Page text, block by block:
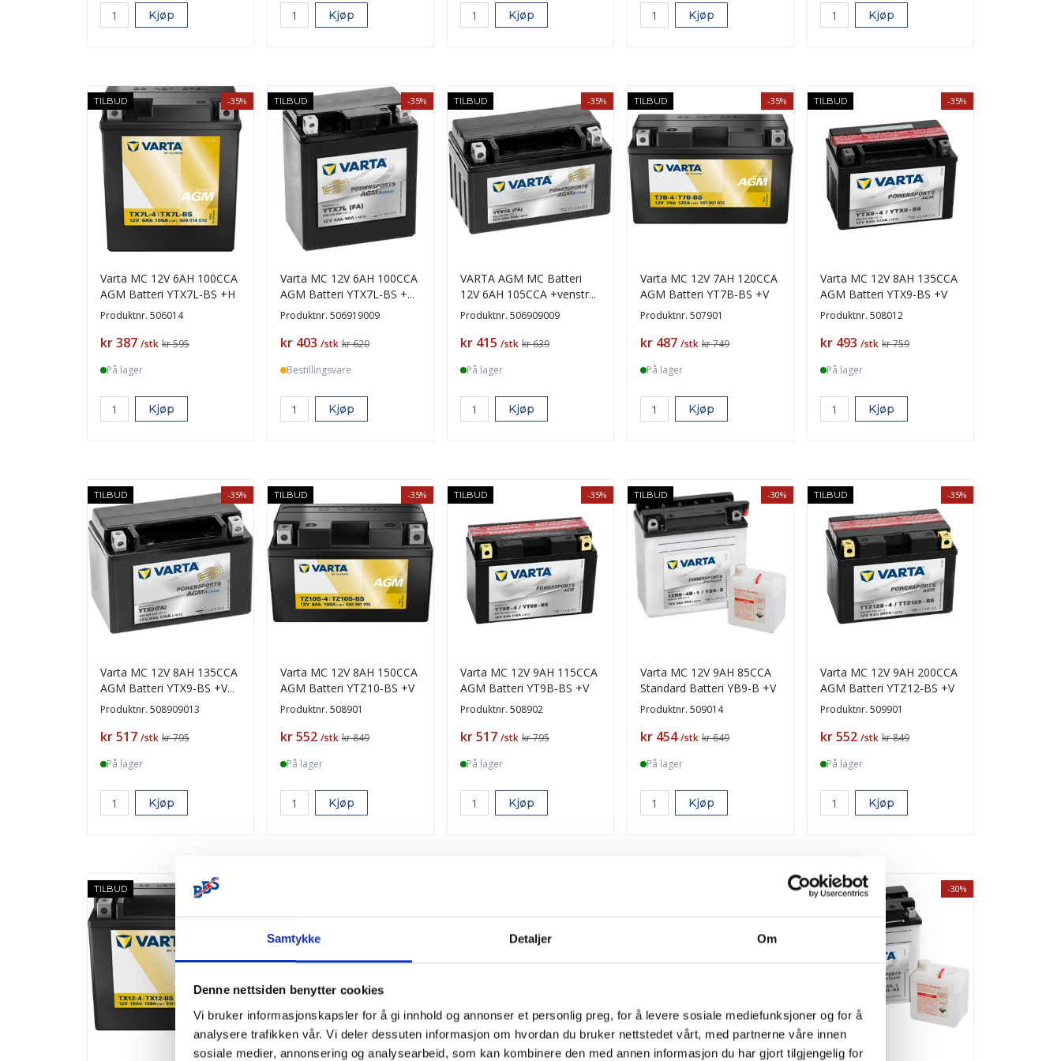
Samtykke Detaljer Om
Denne nettsiden benytter cookies
Vi bruker informasjonskapsler for å gi innhold og annonser et personlig preg, for å levere sosiale mediefunksjoner og for å
analysere trafikken vår. Vi deler dessuten informasjon om hvordan du bruker nettstedet vårt, med partnerne våre innen
sosiale medier, annonsering og analysearbeid, som kan kombinere den med annen informasjon du har gjort tilgjengelig for
Kjøp Kjøp Kjøp Kjøp Kjøp
TILBUD -35%
Varta MC 12V 6AH 100CCA
AGM Batteri YTX7L-BS +H
Produktnr. 506014
Pris
kr 387 /stk kr 595
På lager
Kjøp
TILBUD -35%
Varta MC 12V 6AH 100CCA
AGM Batteri YTX7L-BS +H
(FA)
Produktnr. 506919009
Pris
kr 403 /stk kr 620
Bestillingsvare
Kjøp
TILBUD -35%
VARTA AGM MC Batteri
12V 6AH 105CCA +venstre
YTX7A (FA)
Produktnr. 506909009
Pris
kr 415 /stk kr 639
På lager
Kjøp
TILBUD -35%
Varta MC 12V 7AH 120CCA
AGM Batteri YT7B-BS +V
Produktnr. 507901
Pris
kr 487 /stk kr 749
På lager
Kjøp
TILBUD -35%
Varta MC 12V 8AH 135CCA
AGM Batteri YTX9-BS +V
Produktnr. 508012
Pris
kr 493 /stk kr 759
På lager
Kjøp
TILBUD -35%
Varta MC 12V 8AH 135CCA
AGM Batteri YTX9-BS +V
(FA)
Produktnr. 508909013
Pris
kr 517 /stk kr 795
På lager
Kjøp
TILBUD -35%
Varta MC 12V 8AH 150CCA
AGM Batteri YTZ10-BS +V
Produktnr. 508901
Pris
kr 552 /stk kr 849
På lager
Kjøp
TILBUD -35%
Varta MC 12V 9AH 115CCA
AGM Batteri YT9B-BS +V
Produktnr. 508902
Pris
kr 517 /stk kr 795
På lager
Kjøp
TILBUD -30%
Varta MC 12V 9AH 85CCA
Standard Batteri YB9-B +V
Produktnr. 509014
Pris
kr 454 /stk kr 649
På lager
Kjøp
TILBUD -35%
Varta MC 12V 9AH 200CCA
AGM Batteri YTZ12-BS +V
Produktnr. 509901
Pris
kr 552 /stk kr 849
På lager
Kjøp
TILBUD TILBUD -30%